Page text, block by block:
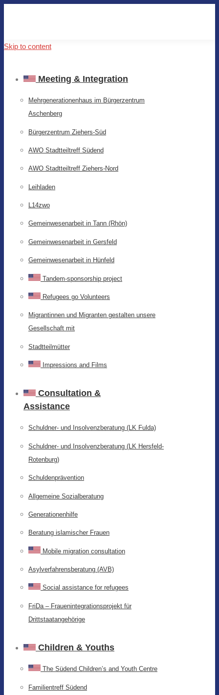
Skip to content
Meeting & Integration
Mehrgenerationenhaus im Bürgerzentrum
Aschenberg
Bürgerzentrum Ziehers-Süd
AWO Stadtteiltreff Südend
AWO Stadtteiltreff Ziehers-Nord
Leihladen
L14zwo
Gemeinwesenarbeit in Tann (Rhön)
Gemeinwesenarbeit in Gersfeld
Gemeinwesenarbeit in Hünfeld
Tandem-sponsorship project
Refugees go Volunteers
Migrantinnen und Migranten gestalten unsere
Gesellschaft mit
Stadtteilmütter
Impressions and Films
Consultation &
Assistance
Schuldner- und Insolvenzberatung (LK Fulda)
Schuldner- und Insolvenzberatung (LK Hersfeld-
Rotenburg)
Schuldenprävention
Allgemeine Sozialberatung
Generationenhilfe
Beratung islamischer Frauen
Mobile migration consultation
Asylverfahrensberatung (AVB)
Social assistance for refugees
FriDa – Frauenintegrationsprojekt für
Drittstaatangehörige
Children & Youths
The Südend Children’s and Youth Centre
Familientreff Südend